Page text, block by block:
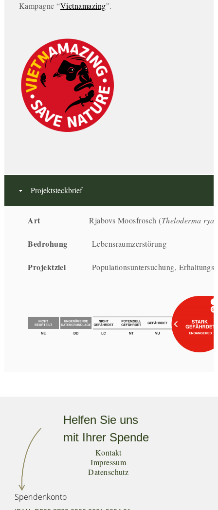
Kampagne “Vietnamazing”.
Projektsteckbrief
Art Rjabovs Moosfrosch (Theloderma
Bedrohung Lebensraumzerstörung
Projektziel Populationsuntersuchung,
Helfen Sie uns
mit Ihrer Spende
Kontakt
Impressum
Datenschutz
Spendenkonto